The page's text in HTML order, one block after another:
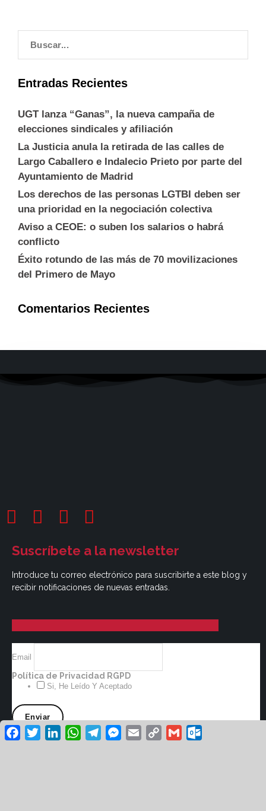
Entradas Recientes
UGT lanza “Ganas”, la nueva campaña de
elecciones sindicales y afiliación
La Justicia anula la retirada de las calles de
Largo Caballero e Indalecio Prieto por parte del
Ayuntamiento de Madrid
Los derechos de las personas LGTBI deben ser
una prioridad en la negociación colectiva
Aviso a CEOE: o suben los salarios o habrá
conflicto
Éxito rotundo de las más de 70 movilizaciones
del Primero de Mayo
Comentarios Recientes
Suscríbete a la newsletter
Introduce tu correo electrónico para suscribirte a este blog y
recibir notificaciones de nuevas entradas.
Email
Política de Privacidad RGPD
Si, He Leído Y Aceptado
Facebook
TwitterLinkedInWhatsApp
Telegram
Messenger
EmailCopy
Link
Gmail